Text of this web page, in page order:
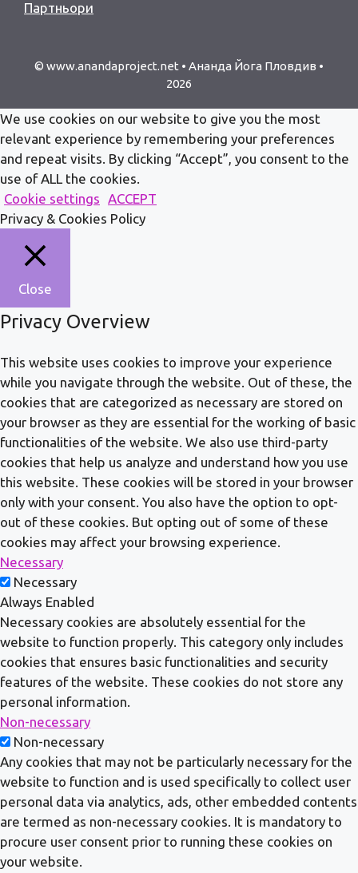
Партньори
© www.anandaproject.net • Ананда Йога Пловдив •
2026
We use cookies on our website to give you the most
relevant experience by remembering your preferences
and repeat visits. By clicking “Accept”, you consent to the
use of ALL the cookies.
Cookie settings ACCEPT
Privacy & Cookies Policy
Close
Privacy Overview
This website uses cookies to improve your experience
while you navigate through the website. Out of these, the
cookies that are categorized as necessary are stored on
your browser as they are essential for the working of basic
functionalities of the website. We also use third-party
cookies that help us analyze and understand how you use
this website. These cookies will be stored in your browser
only with your consent. You also have the option to opt-
out of these cookies. But opting out of some of these
cookies may affect your browsing experience.
Necessary
Necessary
Always Enabled
Necessary cookies are absolutely essential for the
website to function properly. This category only includes
cookies that ensures basic functionalities and security
features of the website. These cookies do not store any
personal information.
Non-necessary
Non-necessary
Any cookies that may not be particularly necessary for the
website to function and is used specifically to collect user
personal data via analytics, ads, other embedded contents
are termed as non-necessary cookies. It is mandatory to
procure user consent prior to running these cookies on
your website.